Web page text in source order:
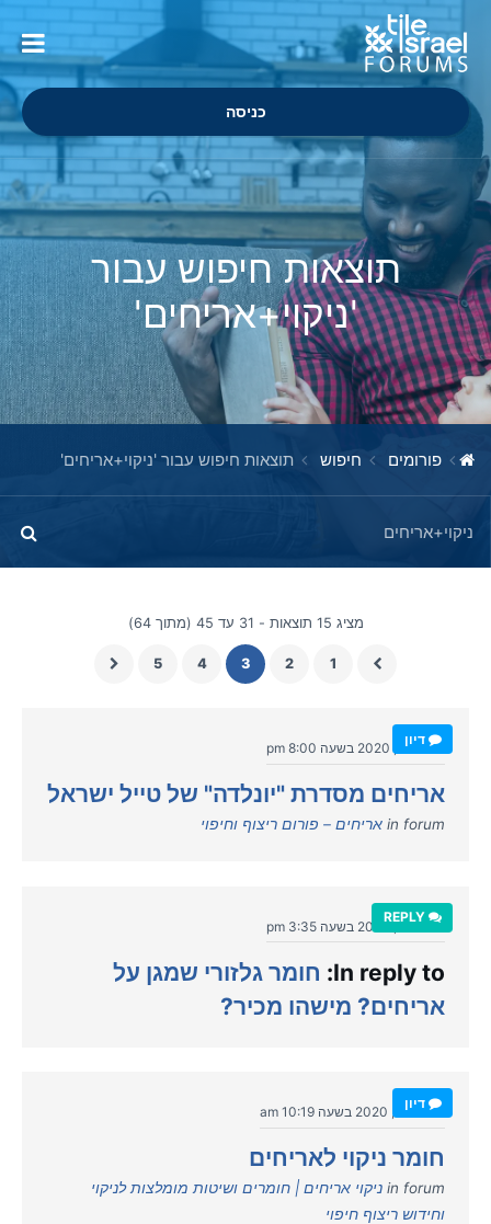
כניסה
תוצאות חיפוש עבור
'ניקוי+אריחים'
פורומים חיפוש תוצאות חיפוש עבור 'ניקוי+אריחים'
מציג 15 תוצאות - 31 עד 45 (מתוך 64)
1
2
3
4
5
דיון
יולי 21, 2020 בשעה 8:00 pm
אריחים מסדרת "יונלדה" של טייל ישראל
in forum אריחים – פורום ריצוף וחיפוי
REPLY
יולי 21, 2020 בשעה 3:35 pm
In reply to: חומר גלזורי שמגן על
אריחים? מישהו מכיר?
דיון
יולי 20, 2020 בשעה 10:19 am
חומר ניקוי לאריחים
in forum ניקוי אריחים | חומרים ושיטות מומלצות לניקוי
וחידוש ריצוף חיפוי